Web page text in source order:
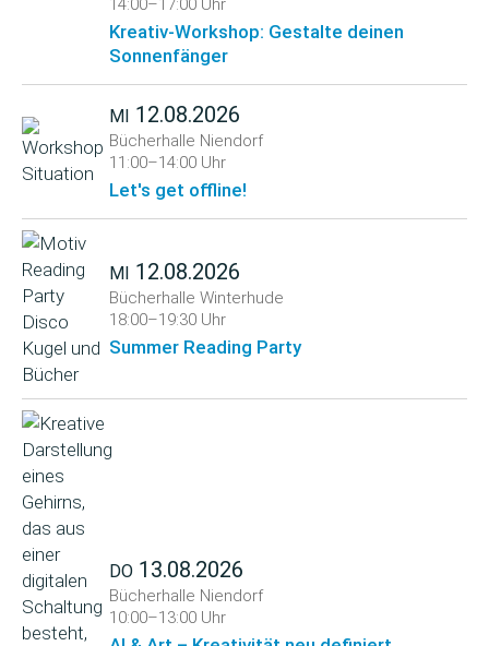
14:00–17:00 Uhr
Kreativ-Workshop: Gestalte deinen
Sonnenfänger
MI 12.08.2026
Bücherhalle Niendorf
11:00–14:00 Uhr
Let's get offline!
MI 12.08.2026
Bücherhalle Winterhude
18:00–19:30 Uhr
Summer Reading Party
DO 13.08.2026
Bücherhalle Niendorf
10:00–13:00 Uhr